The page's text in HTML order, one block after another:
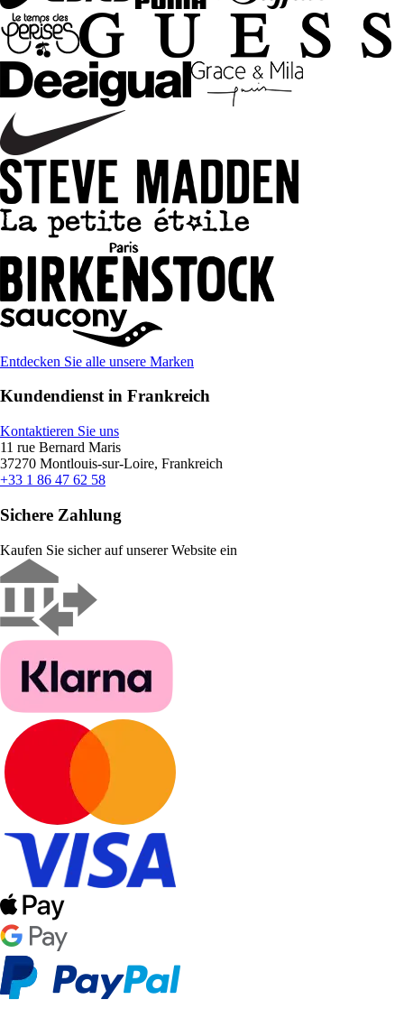
Entdecken Sie alle unsere Marken
Kundendienst in Frankreich
Kontaktieren Sie uns
11 rue Bernard Maris
37270 Montlouis-sur-Loire, Frankreich
+33 1 86 47 62 58
Sichere Zahlung
Kaufen Sie sicher auf unserer Website ein